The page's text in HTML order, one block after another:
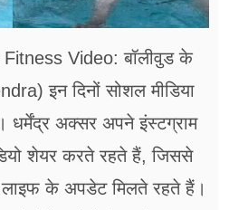
Video: बॉलीवुड के
इन दिनों सोशल मीडिया
धर्मेंद्र अक्सर अपने इंस्टग्राम
शेयर करते रहते हैं, जिससे
के अपडेट मिलते रहते हैं।